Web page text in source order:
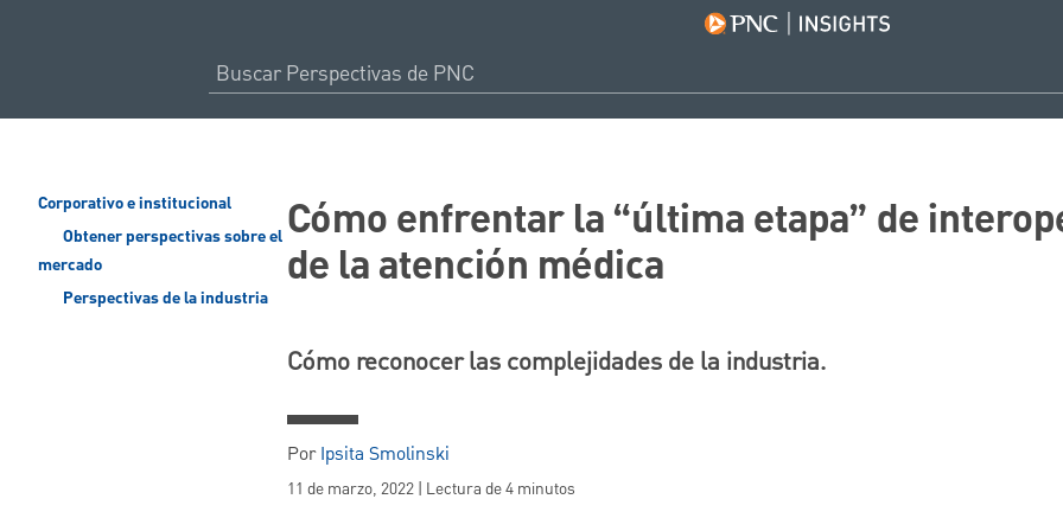
Corporativo e institucional
Obtener perspectivas sobre el
mercado
Perspectivas de la industria
Cómo enfrentar la “última etapa” de
de la atención médica
Cómo reconocer las complejidades de la industria.
PorIpsita Smolinski
11 de marzo, 2022 | Lectura de 4 minutos